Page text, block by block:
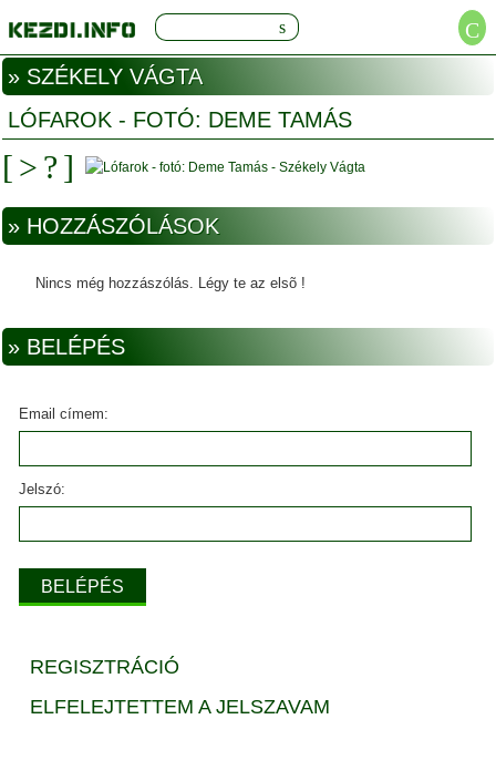
» SZÉKELY VÁGTA
LÓFAROK - FOTÓ: DEME TAMÁS
» HOZZÁSZÓLÁSOK
Nincs még hozzászólás. Légy te az elsõ !
» BELÉPÉS
Email címem:
Jelszó:
REGISZTRÁCIÓ
ELFELEJTETTEM A JELSZAVAM